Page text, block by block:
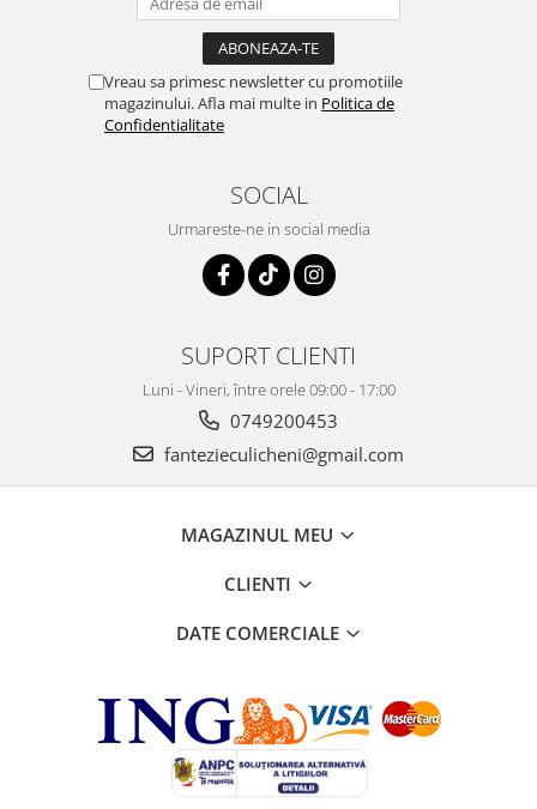
Vreau sa primesc newsletter cu promotiile
magazinului. Afla mai multe in Politica de
Confidentialitate
SOCIAL
Urmareste-ne in social media
SUPORT CLIENTI
Luni - Vineri, între orele 09:00 - 17:00
0749200453
fantezieculicheni@gmail.com
MAGAZINUL MEU
CLIENTI
DATE COMERCIALE